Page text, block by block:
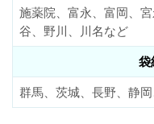
施薬院、富永、富岡、
谷、野川、川名など
袋
群馬、茨城、長野、静